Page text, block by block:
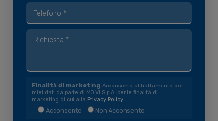
Finalità di marketing Acconsento al trattamento dei
miei dati da parte di MO.VI S.p.A. per le finalità di
marketing di cui alla Privacy Policy.
Acconsento Non Acconsento